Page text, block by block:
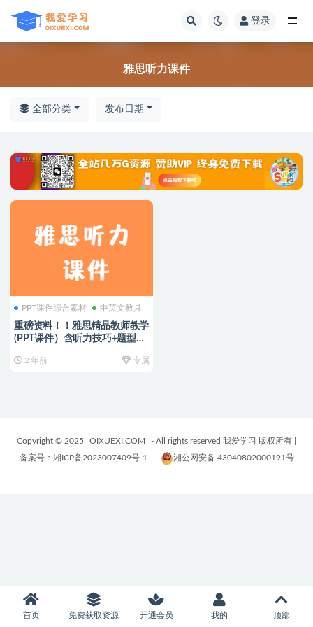
登录
雅思听力课件
全部分类 发布日期
PPT课件综合素材 中英文教具
重磅资料！！雅思精品教师教学
(PPT课件）含听力技巧+题型分
容错过！
2 年前 专属
Copyright © 2025 OIXUEXI.COM - All rights reserved 我爱学习 版权所有
备案号：湘ICP备2023007409号-1
湘公网安备 43040802000191号
首页 免费获取资源 开通会员 我的 顶部